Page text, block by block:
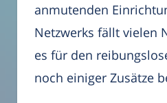
anmutenden
Netzwerks fällt vielen
es für den
noch einiger Zusätze